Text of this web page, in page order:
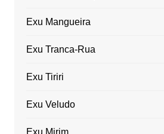
Exu Mangueira
Exu Tranca-Rua
Exu Tiriri
Exu Veludo
Exu Mirim